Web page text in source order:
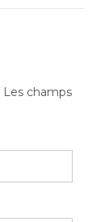
Les champs